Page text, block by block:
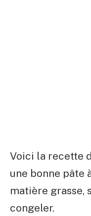
Voici la recette
une bonne pâte
matière grasse,
congeler.